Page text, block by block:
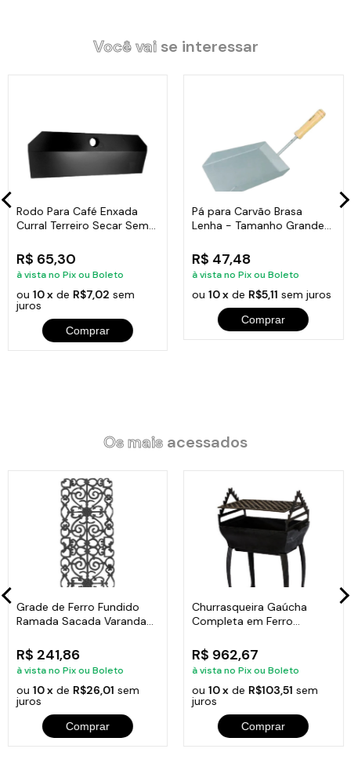
Dimensão: 18,5 comprimento.
Itens Inclusos:
01 Rodo para Carvão Brasa Lenha - Tamanho Grande / Cabo
Curto.
Você vaise interessar
Rodo Para Café Enxada
Curral Terreiro Secar Sem
R$ 65,30
à vista no Pix ou Boleto
ou 10 xde R$7,02 sem
juros
Comprar
Pá para Carvão Brasa
Lenha - Tamanho Grande
R$ 47,48
à vista no Pix ou Boleto
ou 10 xde R$5,11 sem juros
Comprar
Os mais acessados
Grade de Ferro Fundido
Ramada Sacada Varanda
R$ 241,86
à vista no Pix ou Boleto
ou 10 xde R$26,01 sem
juros
Comprar
Churrasqueira Gaúcha
Completa em Ferro
R$ 962,67
à vista no Pix ou Boleto
ou 10 xde R$103,51 sem
juros
Comprar